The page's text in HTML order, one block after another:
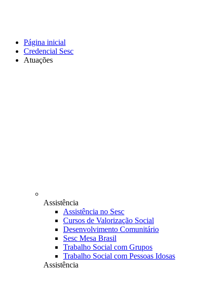
Página inicial
Credencial Sesc
Atuações
Assistência
Assistência no Sesc
Cursos de Valorização Social
Desenvolvimento Comunitário
Sesc Mesa Brasil
Trabalho Social com Grupos
Trabalho Social com Pessoas Idosas
Assistência